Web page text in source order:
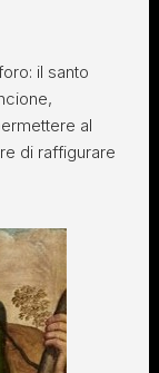
il santo
al
di raffigurare